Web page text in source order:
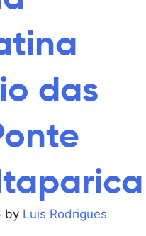
das
by Luis Rodrigues